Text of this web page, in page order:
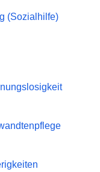
(Sozialhilfe)